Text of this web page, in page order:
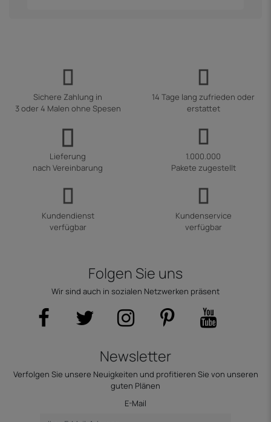
Sichere Zahlung in
3 oder 4 Malen ohne Spesen
14 Tage lang zufrieden oder
erstattet
Lieferung
nach Vereinbarung
1.000.000
Pakete zugestellt
Kundendienst
verfügbar
Kundenservice
verfügbar
Folgen Sie uns
Wir sind auch in sozialen Netzwerken präsent
Newsletter
Verfolgen Sie unsere Neuigkeiten und profitieren Sie von unseren
guten Plänen
E-Mail